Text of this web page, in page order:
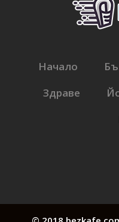
Начало
Здраве